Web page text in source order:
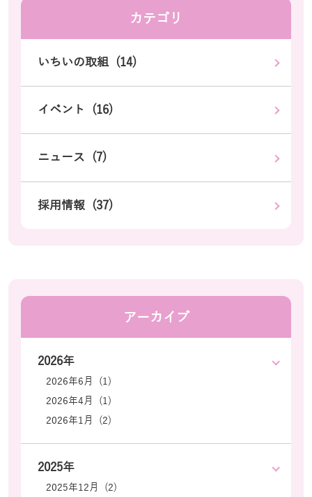
カテゴリ
いちいの取組 (14)
イベント (16)
ニュース (7)
採用情報 (37)
アーカイブ
2026年
2026年6月 (1)
2026年4月 (1)
2026年1月 (2)
2025年
2025年12月 (2)